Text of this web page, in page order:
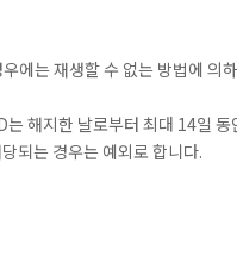
에는 재생할 수 없는 방법에 의
해지한 날로부터 최대 14일 동
되는 경우는 예외로 합니다.